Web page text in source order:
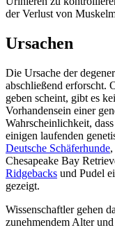
der Verlust von
Ursachen
Die Ursache der
abschließend erforscht.
geben scheint, gibt es
Vorhandensein einer
Wahrscheinlichkeit,
einigen laufenden
Deutsche Schäferhunde
Chesapeake Bay
Ridgebacks und Pudel
gezeigt.
Wissenschaftler gehen
zunehmendem Alter